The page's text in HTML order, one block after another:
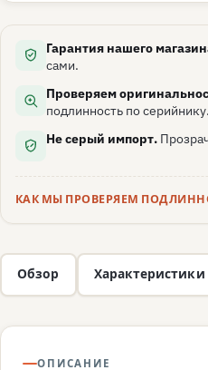
Гарантия нашего
сами.
Проверяем
подлинность по серийнику.
Не серый импорт.
КАК МЫ ПРОВЕРЯЕМ
Обзор Характеристики
ОПИСАНИЕ